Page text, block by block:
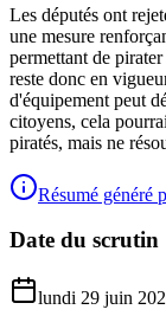
Les députés ont
une mesure
permettant de
reste donc en
d'équipement peut
citoyens, cela
piratés, mais ne
Résumé généré
Date du scrutin
lundi 29 juin